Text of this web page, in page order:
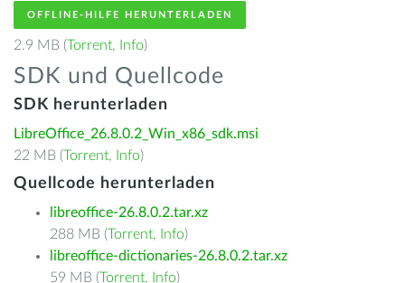
OFFLINE-HILFE HERUNTERLADEN
2.9 MB (Torrent, Info)
SDK und Quellcode
SDK herunterladen
LibreOffice_26.8.0.2_Win_x86_sdk.msi
22 MB (Torrent, Info)
Quellcode herunterladen
libreoffice-26.8.0.2.tar.xz
288 MB (Torrent, Info)
libreoffice-dictionaries-26.8.0.2.tar.xz
59 MB (Torrent, Info)